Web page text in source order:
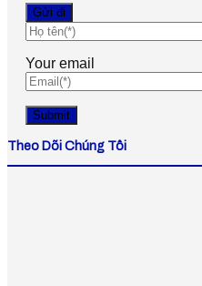
Your email
Theo Dõi Chúng Tôi